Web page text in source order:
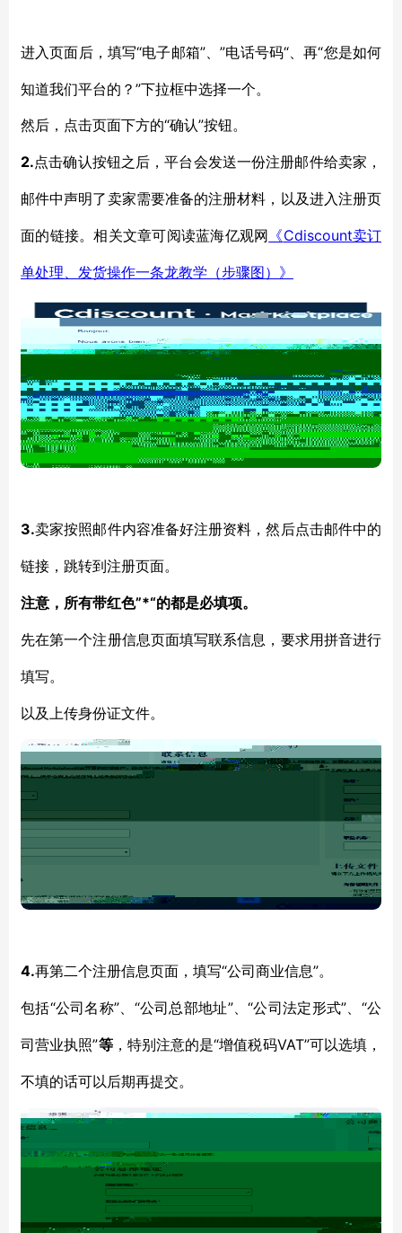
进入页面后，填写“电子邮箱”、”电话号码“、再“您是如何
知道我们平台的？”下拉框中选择一个。
然后，点击页面下方的“确认”按钮。
2.点击确认按钮之后，平台会发送一份注册邮件给卖家，
邮件中声明了卖家需要准备的注册材料，以及进入注册页
面的链接。相关文章可阅读蓝海亿观网 《Cdiscount卖订
单处理、发货操作一条龙教学（步骤图）》
3.卖家按照邮件内容准备好注册资料，然后点击邮件中的
链接，跳转到注册页面。
注意，所有带红色”*“的都是必填项。
先在第一个注册信息页面填写联系信息，要求用拼音进行
填写。
以及上传身份证文件。
4.再第二个注册信息页面，填写“公司商业信息”。
包括“公司名称”、“公司总部地址”、“公司法定形式”、“公
司营业执照”等，特别注意的是“增值税码VAT”可以选填，
不填的话可以后期再提交。